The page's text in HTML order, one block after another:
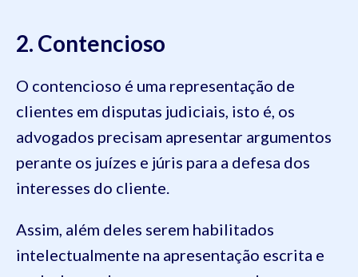
2. Contencioso
O contencioso é uma representação de
clientes em disputas judiciais, isto é, os
advogados precisam apresentar argumentos
perante os juízes e júris para a defesa dos
interesses do cliente.
Assim, além deles serem habilitados
intelectualmente na apresentação escrita e